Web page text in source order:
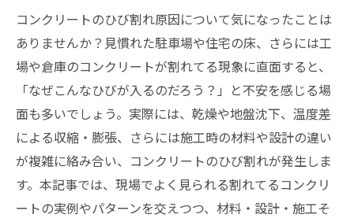
コンクリートのひび割れ原因について気になったことは
ありませんか？見慣れた駐車場や住宅の床、さらには工
場や倉庫のコンクリートが割れてる現象に直面すると、
「なぜこんなひびが入るのだろう？」と不安を感じる場
面も多いでしょう。実際には、乾燥や地盤沈下、温度差
による収縮・膨張、さらには施工時の材料や設計の違い
が複雑に絡み合い、コンクリートのひび割れが発生しま
す。本記事では、現場でよく見られる割れてるコンクリ
ートの実例やパターンを交えつつ、材料・設計・施工そ